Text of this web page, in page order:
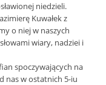
niedzieli.
Kuwałek z
o niej w naszych
wiary, nadziei i
spoczywających na
nas w ostatnich 5-iu